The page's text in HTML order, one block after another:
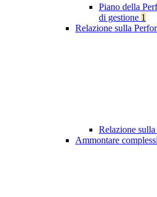
Piano della
di gestione 1
Relazione sulla
Relazione
Ammontare